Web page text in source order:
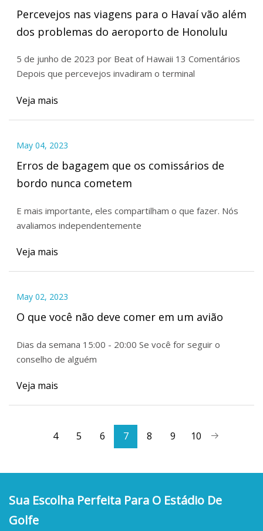
Percevejos nas viagens para o Havaí vão além
dos problemas do aeroporto de Honolulu
5 de junho de 2023 por Beat of Hawaii 13 Comentários
Depois que percevejos invadiram o terminal
Veja mais
May 04, 2023
Erros de bagagem que os comissários de
bordo nunca cometem
E mais importante, eles compartilham o que fazer. Nós
avaliamos independentemente
Veja mais
May 02, 2023
O que você não deve comer em um avião
Dias da semana 15:00 - 20:00 Se você for seguir o
conselho de alguém
Veja mais
4 5 6 7 8 9 10
Sua Escolha Perfeita Para O Estádio De
Golfe